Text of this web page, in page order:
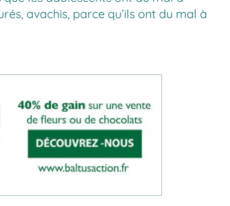
avachis, parce qu’ils ont du mal à